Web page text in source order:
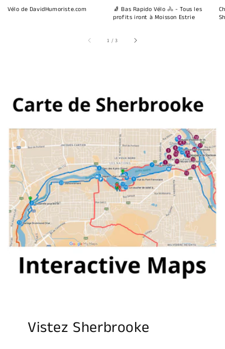
Vélo de DavidHumoriste.com
🧦 Bas Rapido Vélo 🚴 - Tous les
profits iront à Moisson Estrie
1 /sur
3
Vistez Sherbrooke